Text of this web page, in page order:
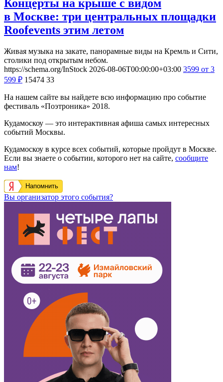
Концерты на крыше с видом
в Москве: три центральных площадки
Roofevents этим летом
Живая музыка на закате, панорамные виды на Кремль и Сити,
столики под открытым небом.
https://schema.org/InStock 2026-08-06T00:00:00+03:00 3599 от 3
599 ₽ 15474 33
На нашем сайте вы найдете всю информацию про событие
фестиваль «Поэтроника» 2018.
Кудамоскоу — это интерактивная афиша самых интересных
событий Москвы.
Кудамоскоу в курсе всех событий, которые пройдут в Москве.
Если вы знаете о событии, которого нет на сайте, сообщите
нам!
Напомнить
Вы организатор этого события?